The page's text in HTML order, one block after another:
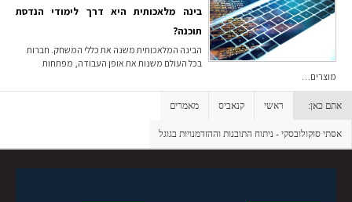
בינה מלאכותית היא דרך לימודי הנדסת
תוכנה?
הבינה המלאכותית משנה את כללי המשחק. חברות
בכל העולם משנות את אופן העבודה, מפתחות
מוצרים…
אתם כאן: ראשי קנאביס מאמרים
אסתי סוקולובסקי - ניתוח התובנות וההזדמנויות בגוגל